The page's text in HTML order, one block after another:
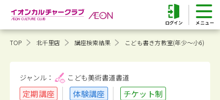
ログイン
TOP 北千里店 講座検索結果 こども書き方教室(年少～小6)
ジャンル： こども美術書道書道
定期講座 体験講座 チケット制